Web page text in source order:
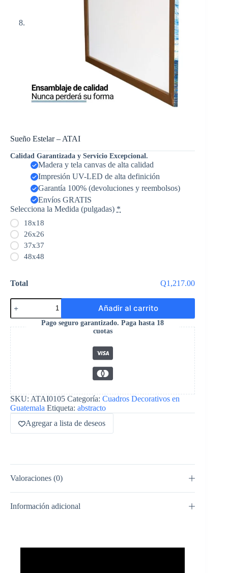
Sueño Estelar – ATAI
Calidad Garantizada y Servicio Excepcional.
Madera y tela canvas de alta calidad
Impresión UV-LED de alta definición
Garantía 100% (devoluciones y reembolsos)
Envíos GRATIS
Selecciona la Medida (pulgadas) *
18x18
26x26
37x37
48x48
Total Q1,217.00
Añadir al carrito
Pago seguro garantizado. Paga hasta 18
cuotas
SKU: ATAI0105 Categoría: Cuadros Decorativos en
Guatemala Etiqueta: abstracto
Agregar a lista de deseos
Valoraciones (0)
Información adicional